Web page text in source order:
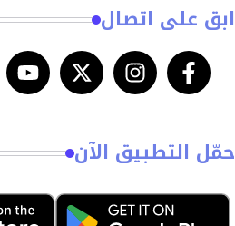
ابق على اتصال
حمّل التطبيق الآن